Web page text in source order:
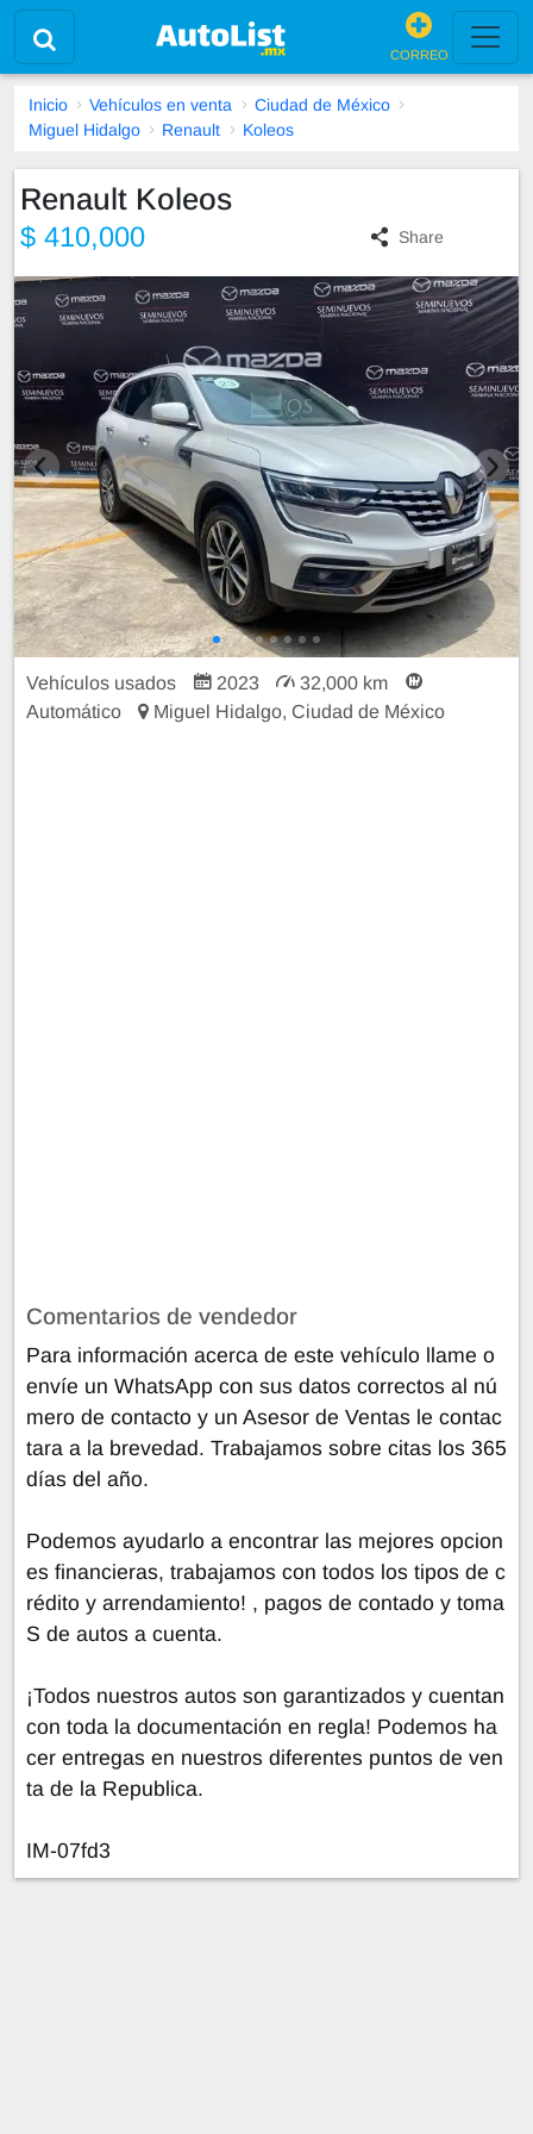
CORREO
Inicio Vehículos en venta
Ciudad de México
Miguel Hidalgo
Renault Koleos
Renault Koleos
$ 410,000 Share
Vehículos usados 2023
32,000 km
Automático
Miguel Hidalgo, Ciudad de México
Comentarios de vendedor
Para información acerca de este vehículo llame o
envíe un WhatsApp con sus datos correctos al nú
mero de contacto y un Asesor de Ventas le contac
tara a la brevedad. Trabajamos sobre citas los 365
días del año.
Podemos ayudarlo a encontrar las mejores opcion
es financieras, trabajamos con todos los tipos de c
rédito y arrendamiento! , pagos de contado y toma
S de autos a cuenta.
¡Todos nuestros autos son garantizados y cuentan
con toda la documentación en regla! Podemos ha
cer entregas en nuestros diferentes puntos de ven
ta de la Republica.
IM-07fd3